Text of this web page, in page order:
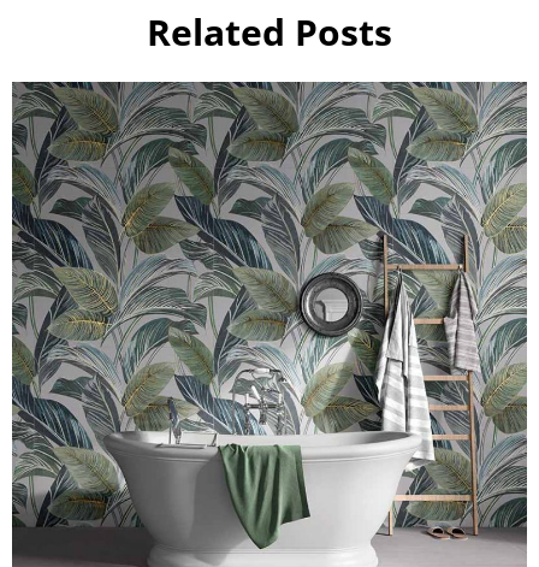
Related Posts